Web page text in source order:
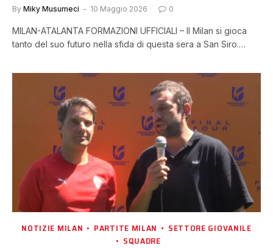
By Miky Musumeci 10 Maggio 2026 0
MILAN-ATALANTA FORMAZIONI UFFICIALI – Il Milan si gioca
tanto del suo futuro nella sfida di questa sera a San Siro.…
NOTIZIE MILAN PARTITE MILAN
SETTORE GIOVANILE
SQUADRE